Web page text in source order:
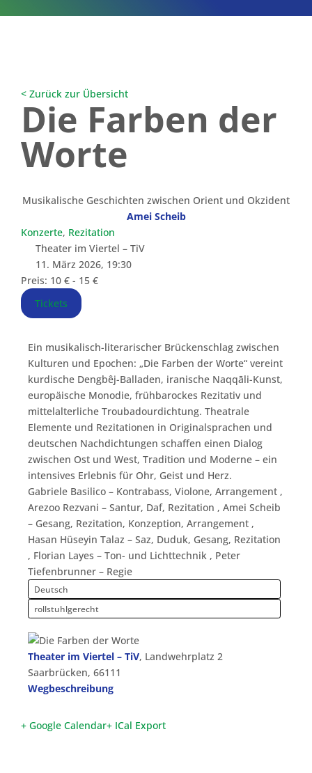
< Zurück zur Übersicht
Die Farben der
Worte
Musikalische Geschichten zwischen Orient und Okzident
Amei Scheib
Konzerte, Rezitation
Theater im Viertel – TiV
11. März 2026, 19:30
Preis: 10 € - 15 €
Tickets
Ein musikalisch-literarischer Brückenschlag zwischen
Kulturen und Epochen: „Die Farben der Worte“ vereint
kurdische Dengbêj-Balladen, iranische Naqqāli-Kunst,
europäische Monodie, frühbarockes Rezitativ und
mittelalterliche Troubadourdichtung. Theatrale
Elemente und Rezitationen in Originalsprachen und
deutschen Nachdichtungen schaffen einen Dialog
zwischen Ost und West, Tradition und Moderne – ein
intensives Erlebnis für Ohr, Geist und Herz.
Gabriele Basilico – Kontrabass, Violone, Arrangement ,
Arezoo Rezvani – Santur, Daf, Rezitation , Amei Scheib
– Gesang, Rezitation, Konzeption, Arrangement ,
Hasan Hüseyin Talaz – Saz, Duduk, Gesang, Rezitation
, Florian Layes – Ton- und Lichttechnik , Peter
Tiefenbrunner – Regie
Deutsch
rollstuhlgerecht
Theater im Viertel – TiV, Landwehrplatz 2
Saarbrücken, 66111
Wegbeschreibung
+ Google Calendar+ ICal Export